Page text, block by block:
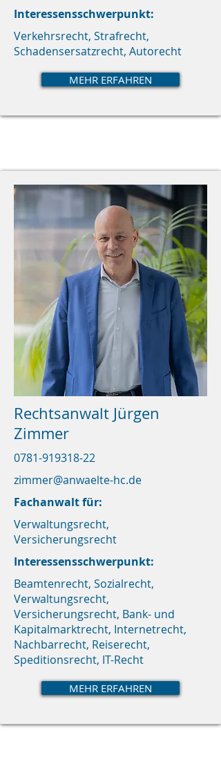
Interessensschwerpunkt:
Verkehrsrecht, Strafrecht,
Schadensersatzrecht, Autorecht
MEHR ERFAHREN
Rechtsanwalt Jürgen
Zimmer
0781-919318-22
zimmer@anwaelte-hc.de
Fachanwalt für:
Verwaltungsrecht,
Versicherungsrecht
Interessensschwerpunkt:
Beamtenrecht, Sozialrecht,
Verwaltungsrecht,
Versicherungsrecht, Bank- und
Kapitalmarktrecht, Internetrecht,
Nachbarrecht, Reiserecht,
Speditionsrecht, IT-Recht
MEHR ERFAHREN